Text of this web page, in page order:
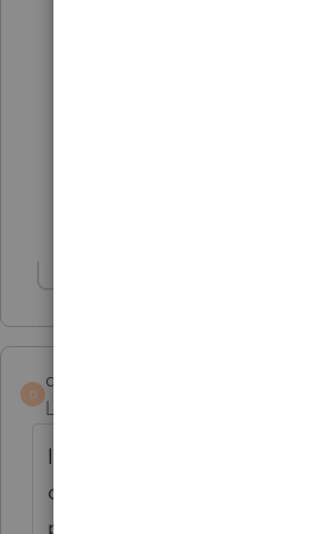
D
dianemarteldion
Level 3
Il faudrait avoir la
option pour imprimer en
précis - ex. T183 TP1000